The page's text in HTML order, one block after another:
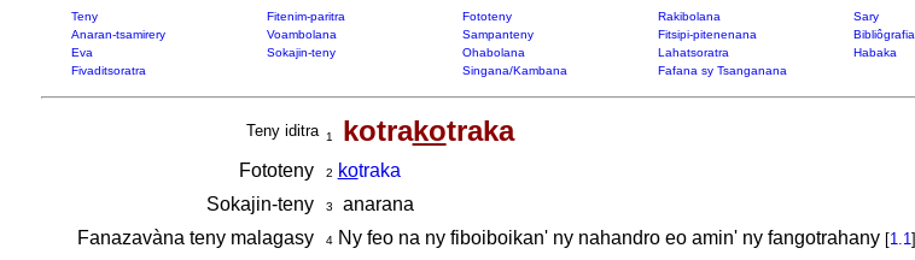
Teny Fitenim-paritra Fototeny Rakibolana Sary
Anaran-tsamirery
Voambolana Sampanteny Fitsipi-pitenenana Bibliôgrafia
Eva
Sokajin-teny Ohabolana Lahatsoratra Habaka
Fivaditsoratra
Singana/Kambana Fafana sy Tsanganana
Teny iditra 1 kotrakotraka
Fototeny 2 kotraka
Sokajin-teny
3
anarana
Fanazavàna teny malagasy
4Ny feo na ny fiboiboikan' ny nahandro eo amin' ny fangotrahany [1.1]